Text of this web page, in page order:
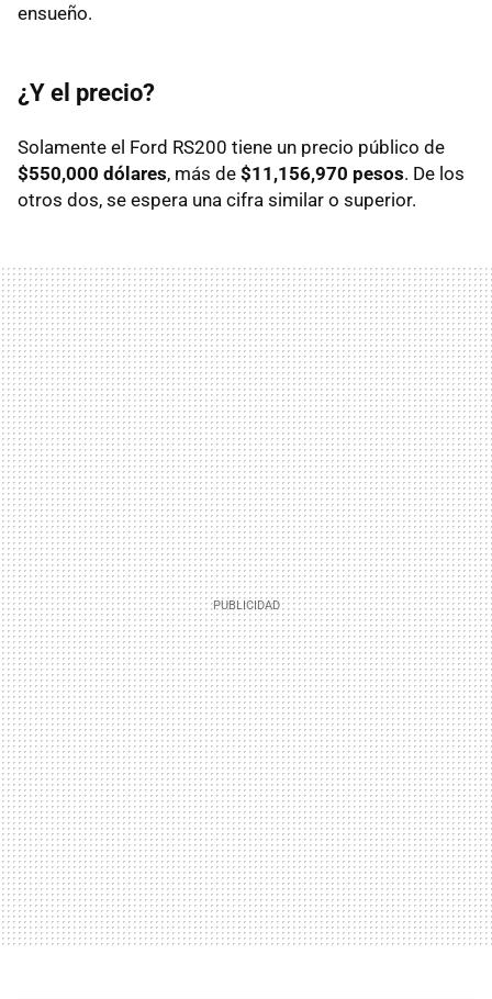
ensueño.
¿Y el precio?
Solamente el Ford RS200 tiene un precio público de
$550,000 dólares, más de $11,156,970 pesos. De los
otros dos, se espera una cifra similar o superior.